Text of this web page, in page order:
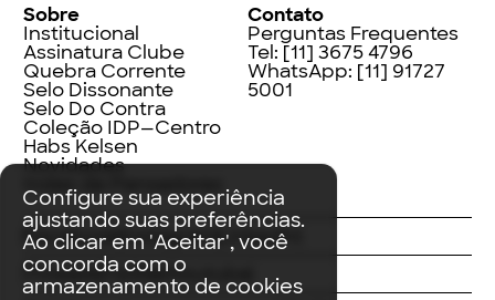
Configure sua experiência
ajustando suas preferências.
Ao clicar em 'Aceitar', você
concorda com o
armazenamento de cookies
Sobre
Institucional
Assinatura Clube
Quebra Corrente
Selo Dissonante
Selo Do Contra
Coleção IDP—Centro
Habs Kelsen
Novidades
Index de Pensadores
Contato
Perguntas Frequentes
Tel: [11] 3675 4796
WhatsApp: [11] 91727
5001
FacebookInstagramLinkedIn
ThreadsTwitterYoutube